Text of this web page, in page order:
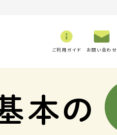
ご利用ガイド お問い合わせ